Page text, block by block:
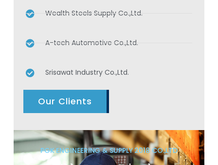
Wealth Steels Supply Co.,Ltd.
A-tech Automotive Co.,Ltd.
Srisawat Industry Co.,Ltd.
Our Clients
PGK ENGINEERING & SUPPLY 2018 CO.,LTD